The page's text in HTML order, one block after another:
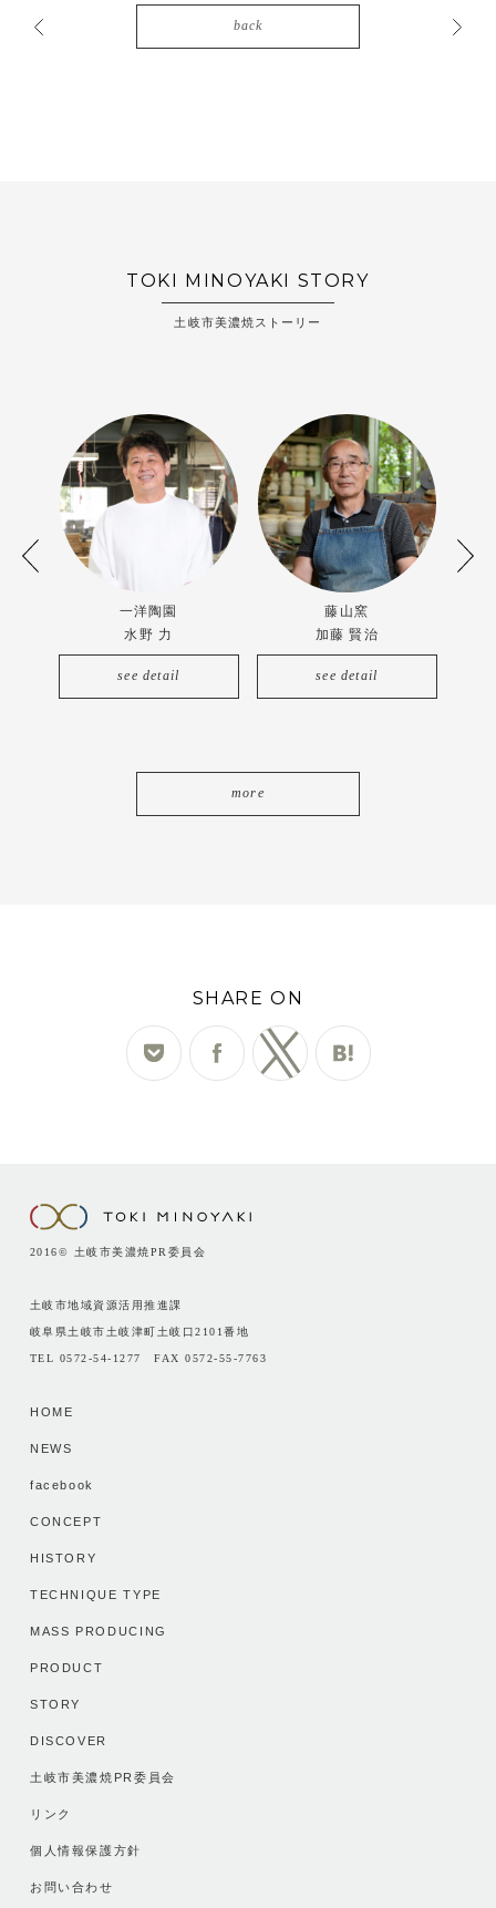
back
TOKI MINOYAKI STORY
土岐市美濃焼ストーリー
一洋陶園
水野 力
see detail
藤山窯
加藤 賢治
see detail
more
SHARE ON
2016© 土岐市美濃焼PR委員会
土岐市地域資源活用推進課
岐阜県土岐市土岐津町土岐口2101番地
TEL 0572-54-1277 FAX 0572-55-7763
HOME
NEWS
facebook
CONCEPT
HISTORY
TECHNIQUE TYPE
MASS PRODUCING
PRODUCT
STORY
DISCOVER
土岐市美濃焼PR委員会
リンク
個人情報保護方針
お問い合わせ